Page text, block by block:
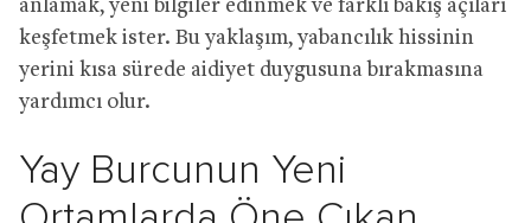
anlamak, yeni bilgiler edinmek ve farklı bakış açıları
keşfetmek ister. Bu yaklaşım, yabancılık hissinin
yerini kısa sürede aidiyet duygusuna bırakmasına
yardımcı olur.
Yay Burcunun Yeni